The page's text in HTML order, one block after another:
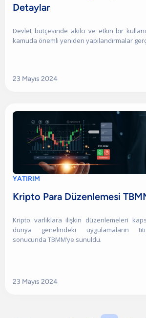
Detaylar
Devlet bütçesinde akılcı ve etkin bir
kamuda önemli yeniden yapılandırmalar
23 Mayıs 2024
YATIRIM
Kripto Para Düzenlemesi
Kripto varlıklara ilişkin düzenlemeleri
dünya genelindeki uygulamaların
sonucunda TBMM’ye sunuldu.
23 Mayıs 2024